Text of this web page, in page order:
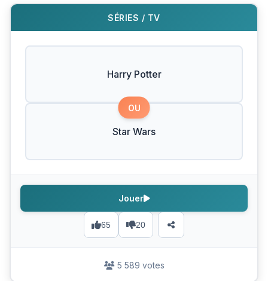
SÉRIES / TV
Harry Potter
OU
Star Wars
65 20
Jouer
5 589 votes